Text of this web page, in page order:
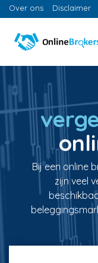
Over ons Disclaimer
Bij een online
zijn veel